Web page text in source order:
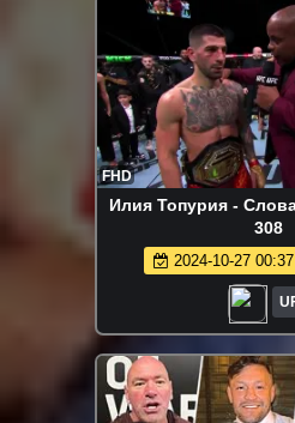
FHD
Илия Топурия -
308
2024-10-27 00:37